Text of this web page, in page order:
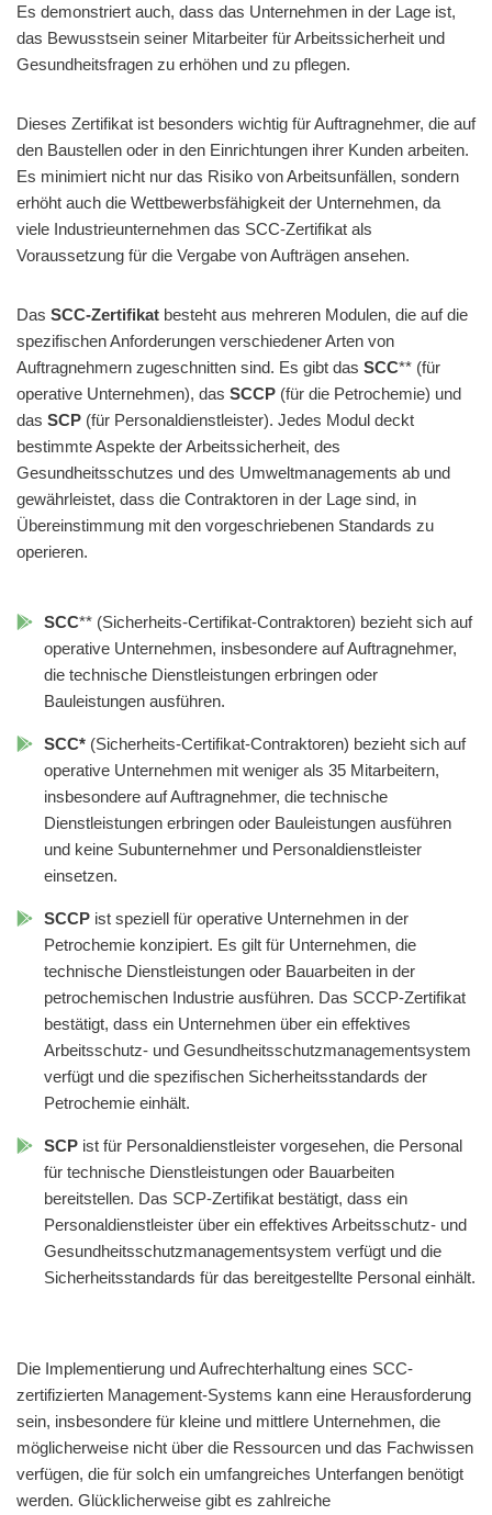
Es demonstriert auch, dass das Unternehmen in der Lage ist,
das Bewusstsein seiner Mitarbeiter für Arbeitssicherheit und
Gesundheitsfragen zu erhöhen und zu pflegen.
Dieses Zertifikat ist besonders wichtig für Auftragnehmer, die auf
den Baustellen oder in den Einrichtungen ihrer Kunden arbeiten.
Es minimiert nicht nur das Risiko von Arbeitsunfällen, sondern
erhöht auch die Wettbewerbsfähigkeit der Unternehmen, da
viele Industrieunternehmen das SCC-Zertifikat als
Voraussetzung für die Vergabe von Aufträgen ansehen.
Das SCC-Zertifikat besteht aus mehreren Modulen, die auf die
spezifischen Anforderungen verschiedener Arten von
Auftragnehmern zugeschnitten sind. Es gibt das SCC** (für
operative Unternehmen), das SCCP (für die Petrochemie) und
das SCP (für Personaldienstleister). Jedes Modul deckt
bestimmte Aspekte der Arbeitssicherheit, des
Gesundheitsschutzes und des Umweltmanagements ab und
gewährleistet, dass die Contraktoren in der Lage sind, in
Übereinstimmung mit den vorgeschriebenen Standards zu
operieren.
SCC** (Sicherheits-Certifikat-Contraktoren) bezieht sich auf
operative Unternehmen, insbesondere auf Auftragnehmer,
die technische Dienstleistungen erbringen oder
Bauleistungen ausführen.
SCC* (Sicherheits-Certifikat-Contraktoren) bezieht sich auf
operative Unternehmen mit weniger als 35 Mitarbeitern,
insbesondere auf Auftragnehmer, die technische
Dienstleistungen erbringen oder Bauleistungen ausführen
und keine Subunternehmer und Personaldienstleister
einsetzen.
SCCP ist speziell für operative Unternehmen in der
Petrochemie konzipiert. Es gilt für Unternehmen, die
technische Dienstleistungen oder Bauarbeiten in der
petrochemischen Industrie ausführen. Das SCCP-Zertifikat
bestätigt, dass ein Unternehmen über ein effektives
Arbeitsschutz- und Gesundheitsschutzmanagementsystem
verfügt und die spezifischen Sicherheitsstandards der
Petrochemie einhält.
SCP ist für Personaldienstleister vorgesehen, die Personal
für technische Dienstleistungen oder Bauarbeiten
bereitstellen. Das SCP-Zertifikat bestätigt, dass ein
Personaldienstleister über ein effektives Arbeitsschutz- und
Gesundheitsschutzmanagementsystem verfügt und die
Sicherheitsstandards für das bereitgestellte Personal einhält.
Die Implementierung und Aufrechterhaltung eines SCC-
zertifizierten Management-Systems kann eine Herausforderung
sein, insbesondere für kleine und mittlere Unternehmen, die
möglicherweise nicht über die Ressourcen und das Fachwissen
verfügen, die für solch ein umfangreiches Unterfangen benötigt
werden. Glücklicherweise gibt es zahlreiche